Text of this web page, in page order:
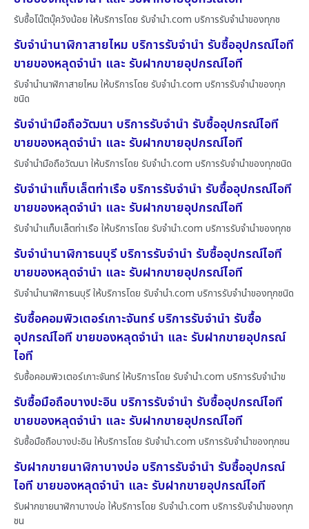
รับซื้อโน๊ตบุ๊ควังน้อย ให้บริการโดย รับจํานํา.com บริการรับจำนำของทุกช
รับจำนำนาฬิกาสายไหม บริการรับจำนำ รับซื้ออุปกรณ์ไอที
ขายของหลุดจำนำ และ รับฝากขายอุปกรณ์ไอที
รับจำนำนาฬิกาสายไหม ให้บริการโดย รับจํานํา.com บริการรับจำนำของทุก
ชนิด
รับจำนำมือถือวัฒนา บริการรับจำนำ รับซื้ออุปกรณ์ไอที
ขายของหลุดจำนำ และ รับฝากขายอุปกรณ์ไอที
รับจำนำมือถือวัฒนา ให้บริการโดย รับจํานํา.com บริการรับจำนำของทุกชนิด
รับจำนำแท็บเล็ตท่าเรือ บริการรับจำนำ รับซื้ออุปกรณ์ไอที
ขายของหลุดจำนำ และ รับฝากขายอุปกรณ์ไอที
รับจำนำแท็บเล็ตท่าเรือ ให้บริการโดย รับจํานํา.com บริการรับจำนำของทุกช
รับจำนำนาฬิกาธนบุรี บริการรับจำนำ รับซื้ออุปกรณ์ไอที
ขายของหลุดจำนำ และ รับฝากขายอุปกรณ์ไอที
รับจำนำนาฬิกาธนบุรี ให้บริการโดย รับจํานํา.com บริการรับจำนำของทุกชนิด
รับซื้อคอมพิวเตอร์เกาะจันทร์ บริการรับจำนำ รับซื้อ
อุปกรณ์ไอที ขายของหลุดจำนำ และ รับฝากขายอุปกรณ์
ไอที
รับซื้อคอมพิวเตอร์เกาะจันทร์ ให้บริการโดย รับจํานํา.com บริการรับจำนำข
รับซื้อมือถือบางปะอิน บริการรับจำนำ รับซื้ออุปกรณ์ไอที
ขายของหลุดจำนำ และ รับฝากขายอุปกรณ์ไอที
รับซื้อมือถือบางปะอิน ให้บริการโดย รับจํานํา.com บริการรับจำนำของทุกชน
รับฝากขายนาฬิกาบางบ่อ บริการรับจำนำ รับซื้ออุปกรณ์
ไอที ขายของหลุดจำนำ และ รับฝากขายอุปกรณ์ไอที
รับฝากขายนาฬิกาบางบ่อ ให้บริการโดย รับจํานํา.com บริการรับจำนำของทุก
ชน